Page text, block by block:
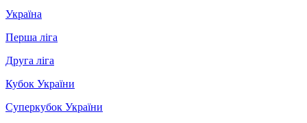
Україна
Перша ліга
Друга ліга
Кубок України
Суперкубок України